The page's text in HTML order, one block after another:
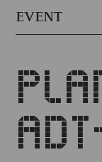
EVENT